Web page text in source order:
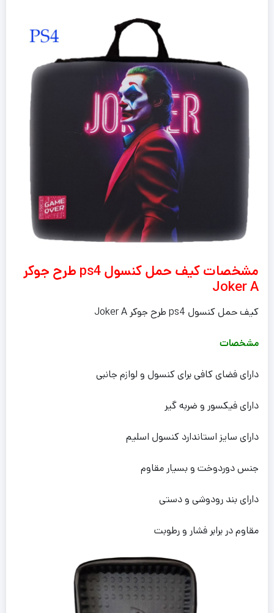
مشخصات کیف حمل کنسول ps4 طرح جوکر
Joker A
کیف حمل کنسول ps4 طرح جوکر Joker A
مشخصات
دارای فضای کافی برای کنسول و لوازم جانبی
دارای فیکسور و ضربه گیر
دارای سایز استاندارد کنسول اسلیم
جنس دوردوخت و بسیار مقاوم
دارای بند رودوشی و دستی
مقاوم در برابر فشار و رطوبت